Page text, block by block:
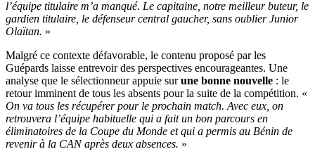
l’équipe titulaire m’a manqué. Le capitaine, notre meilleur buteur, le
gardien titulaire, le défenseur central gaucher, sans oublier Junior
Olaïtan. »
Malgré ce contexte défavorable, le contenu proposé par les
Guépards laisse entrevoir des perspectives encourageantes. Une
analyse que le sélectionneur appuie surune bonne nouvelle : le
retour imminent de tous les absents pour la suite de la compétition. «
On va tous les récupérer pour le prochain match. Avec eux, on
retrouvera l’équipe habituelle qui a fait un bon parcours en
éliminatoires de la Coupe du Monde et qui a permis au Bénin de
revenir à la CAN après deux absences. »